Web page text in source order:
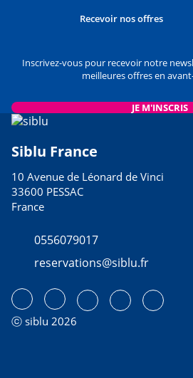
Recevoir nos offres
Inscrivez-vous pour recevoir notre
meilleures offres en
JE M'INSCRIS
Siblu France
10 Avenue de Léonard de Vinci
33600 PESSAC
France
0556079017
reservations@siblu.fr
ⓒ siblu 2026